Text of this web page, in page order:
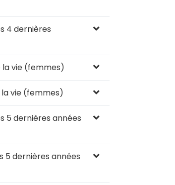
4 dernières
la vie (femmes)
vie (femmes)
5 dernières années
5 dernières années